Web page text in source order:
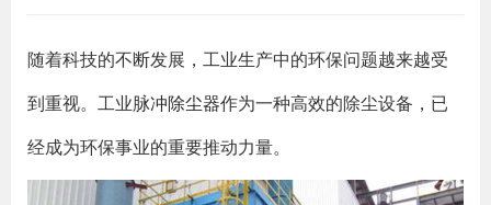
随着科技的不断发展，工业生产中的环保问题越来越受
到重视。工业脉冲除尘器作为一种高效的除尘设备，已
经成为环保事业的重要推动力量。